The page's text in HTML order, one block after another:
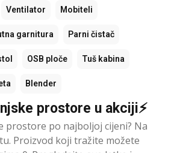
Ventilator Mobiteli
garnitura Parni čistač
OSB ploče Tuš kabina
Blender
prostore u akciji⚡
prostore po najboljoj cijeni? Na
Proizvod koji tražite možete